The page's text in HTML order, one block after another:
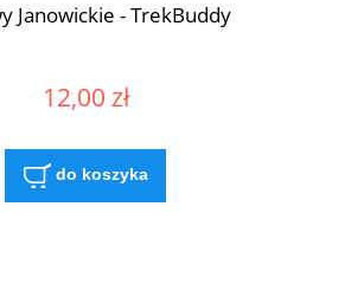
Janowickie - TrekBuddy
12,00 zł
do koszyka